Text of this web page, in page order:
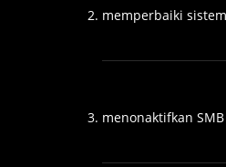
memperbaiki
menonaktifkan